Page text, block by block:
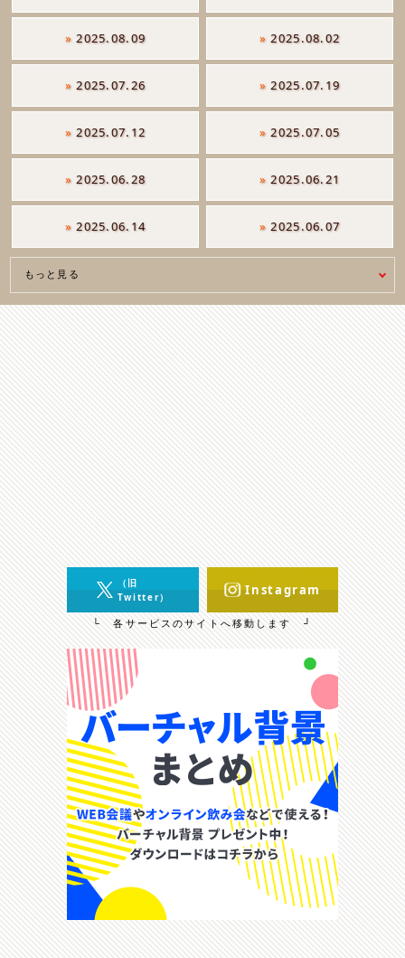
» 2025.08.09 » 2025.08.02
» 2025.07.26 » 2025.07.19
» 2025.07.12 » 2025.07.05
» 2025.06.28 » 2025.06.21
» 2025.06.14 » 2025.06.07
もっと見る
（旧
Twitter）
Instagram
└ 各サービスのサイトへ移動します ┘